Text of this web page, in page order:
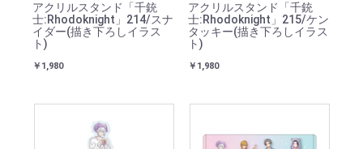
アクリルスタンド「千銃
士:Rhodoknight」214/スナ
イダー(描き下ろしイラス
ト)
￥1,980
アクリルスタンド「千銃
士:Rhodoknight」215/ケン
タッキー(描き下ろしイラス
ト)
￥1,980